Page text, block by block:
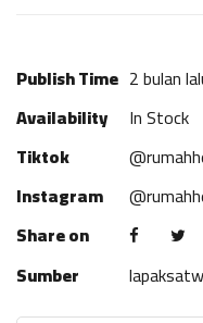
Publish Time 2 bulan
Availability
In Stock
Tiktok
Instagram
Share on
Sumber